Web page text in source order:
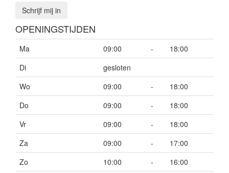
Schrijf mij in
OPENINGSTIJDEN
Ma 09:00 -
18:00
Di
gesloten
Wo
09:00 -
18:00
Do
09:00 -
18:00
Vr
09:00 -
18:00
Za
09:00 -
17:00
Zo
10:00 -
16:00